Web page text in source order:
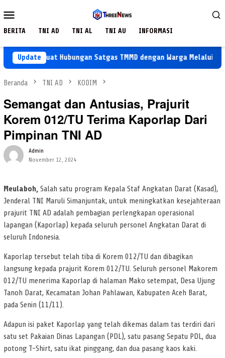
ke
Mobile
BERITA TNI AD TNI AL TNI AU INFORMASI
Update
Perkuat Hubungan Satgas TMMD dengan Warga Melalui Komsos
Beranda TNI AD KODIM
Semangat dan Antusias, Prajurit
Korem 012/TU Terima Kaporlap Dari
Pimpinan TNI AD
Admin
November 12, 2024
Meulaboh, Salah satu program Kepala Staf Angkatan Darat (Kasad),
Jenderal TNI Maruli Simanjuntak, untuk meningkatkan kesejahteraan
prajurit TNI AD adalah pembagian perlengkapan operasional
lapangan (Kaporlap) kepada seluruh personel Angkatan Darat di
seluruh Indonesia.
Kaporlap tersebut telah tiba di Korem 012/TU dan dibagikan
langsung kepada prajurit Korem 012/TU. Seluruh personel Makorem
012/TU menerima Kaporlap di halaman Mako setempat, Desa Ujung
Tanoh Darat, Kecamatan Johan Pahlawan, Kabupaten Aceh Barat,
pada Senin (11/11).
Adapun isi paket Kaporlap yang telah dikemas dalam tas terdiri dari
satu set Pakaian Dinas Lapangan (PDL), satu pasang Sepatu PDL, dua
potong T-Shirt, satu ikat pinggang, dan dua pasang kaos kaki.